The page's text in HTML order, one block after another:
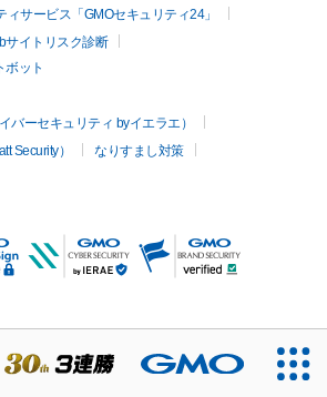
サービス「GMOセキュリティ24」
サイトリスク診断
ボット
バーセキュリティ byイエラエ）
Security）
なりすまし対策